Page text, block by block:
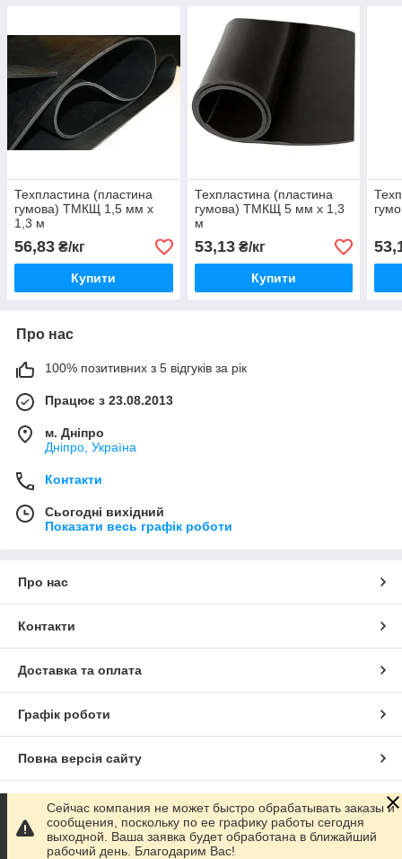
Техпластина (пластина
гумова) ТМКЩ 1,5 мм х
1,3 м
56,83 ₴/кг
Купити
Техпластина (пластина
гумова) ТМКЩ 5 мм х 1,3
м
53,13₴/кг
Купити
Про нас
100% позитивних з 5 відгуків за рік
Працює з 23.08.2013
м. Дніпро
Дніпро, Україна
Контакти
Сьогодні вихідний
Показати весь графік роботи
Про нас
Контакти
Доставка та оплата
Графік роботи
Повна версія сайту
Сайт створено на маркетплейсі Prom.ua
Політика конфіденційності
Сейчас компания не может быстро обрабатывать заказы и
сообщения, поскольку по ее графику работы сегодня
выходной. Ваша заявка будет обработана в ближайший
рабочий день. Благодарим Вас!